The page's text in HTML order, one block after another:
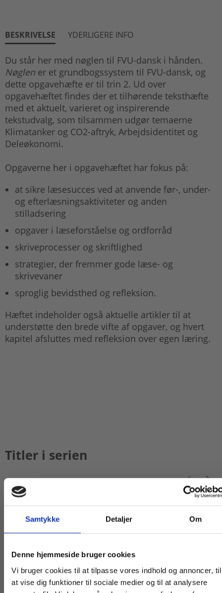
Samtykke Detaljer Om
Denne hjemmeside bruger cookies
Vi bruger cookies til at tilpasse vores indhold og annoncer, til
at vise dig funktioner til sociale medier og til at analysere
BESKRIVELSE YDERLIGERE INFO
Du står her med nøglen til FVU-dansk i hånden.
Nøglen er et grundbogssystem til FVU-dansk, og
dette opgavehæfte er til trin 2. Ud over
opgavehæftet findes der et tilhørende teksthæfte
med et aktuelt, varieret og inspirerende
tekstudvalg, som tilsammen udgør temaerne
Klimatanker og CO2-aftryk, Arbejdsidentitet og
Deleøkonomi.
Opgaverne her i opgavehæftet har fokus på:
at sikre læsesucces ved at anvende før-, under-
og efterlæsningsaktiviteter og anden
stilladsering
opgaver i læseforståelse og ordforråd
skriveprocesser og skriftlighed
strategier, der fremmer gode læse- og
skrivevaner
sproglig bevidsthed og refleksion.
Hæftet indeholder også aktuelle artikler til at
understøtte den brede vifte af opgaver, og hvert
kapitel afsluttes med refleksion over egen læring.
Titler i serien
Køb læremidler og find masterclasses mm.
Fortsæt som: